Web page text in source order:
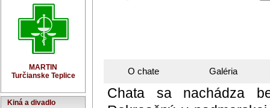
MARTIN
Turčianske Teplice
Kiná a divadlo